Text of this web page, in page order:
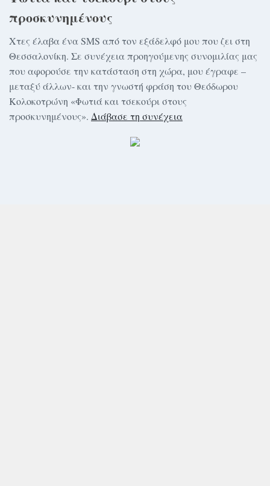
προσκυνημένους
Χτες έλαβα ένα SMS από τον εξάδελφό μου που ζει στη
Θεσσαλονίκη. Σε συνέχεια προηγούμενης συνομιλίας μας
που αφορούσε την κατάσταση στη χώρα, μου έγραφε –
μεταξύ άλλων- και την γνωστή φράση του Θεόδωρου
Κολοκοτρώνη «Φωτιά και τσεκούρι στους
προσκυνημένους». Διάβασε τη συνέχεια